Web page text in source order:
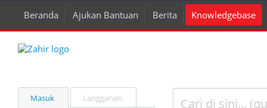
Beranda Ajukan Bantuan Berita Knowledgebase
Masuk Langganan